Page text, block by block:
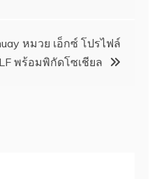
หมวย เอ็กซ์ โปรไฟล์
พร้อมพิกัดโซเชียล